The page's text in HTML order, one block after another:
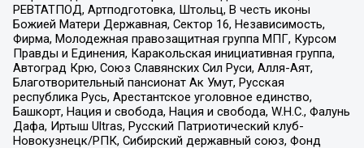
РЕВТАТПОД, Артподготовка, Штольц, В честь иконы
Божией Матери Державная, Сектор 16, Независимость,
Фирма, Молодежная правозащитная группа МПГ, Курсом
Правды и Единения, Каракольская инициативная группа,
Автоград Крю, Союз Славянских Сил Руси, Алля-Аят,
Благотворительный пансионат Ак Умут, Русская
республика Русь, Арестантское уголовное единство,
Башкорт, Нация и свобода, Нация и свобода, W.H.С., Фалунь
Дафа, Иртыш Ultras, Русский Патриотический клуб-
Новокузнецк/РПК, Сибирский державный союз, Фонд